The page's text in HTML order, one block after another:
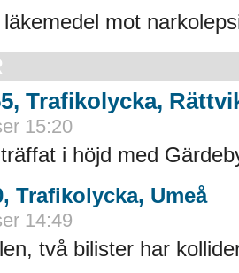
mot
Trafikolycka,
15:20
i höjd med
Trafikolycka, Umeå
14:49
två bilister har